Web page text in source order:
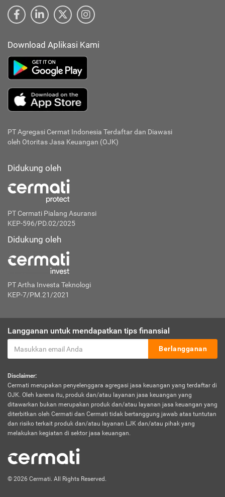
Download Aplikasi Kami
PT Agregasi Cermat Indonesia Terdaftar dan Diawasi
oleh Otoritas Jasa Keuangan (OJK)
Didukung oleh
PT Cermati Pialang Asuransi
KEP-596/PD.02/2025
Didukung oleh
PT Artha Investa Teknologi
KEP-7/PM.21/2021
Langganan untuk mendapatkan tips finansial
Berlangganan
Disclaimer:
Cermati merupakan penyelenggara agregasi jasa keuangan yang terdaftar di
OJK. Oleh karena itu, produk dan/atau layanan jasa keuangan yang
ditawarkan bukan merupakan produk dan/atau layanan jasa keuangan yang
diterbitkan oleh Cermati dan Cermati tidak bertanggung jawab atas tuntutan
dan risiko terkait produk dan/atau layanan LJK dan/atau pihak yang
melakukan kegiatan di sektor jasa keuangan.
© 2026 Cermati. All Rights Reserved.